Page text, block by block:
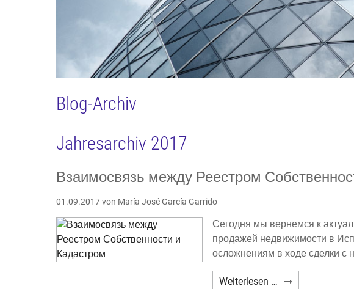
Blog-Archiv
Jahresarchiv 2017
Взаимосвязь между Реестром
01.09.2017von María José García Garrido
Сегодня мы вернемся к
продажей недвижимости в
осложнениям в ходе сделки с
Weiterlesen … Взаимосвязь